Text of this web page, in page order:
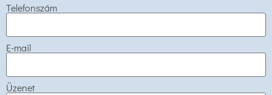
Telefonszám
E-mail
Üzenet